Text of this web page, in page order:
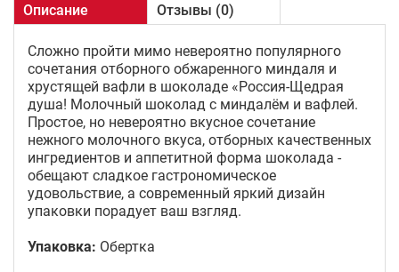
Описание Отзывы (0)
Сложно пройти мимо невероятно популярного
сочетания отборного обжаренного миндаля и
хрустящей вафли в шоколаде «Россия-Щедрая
душа! Молочный шоколад с миндалём и вафлей.
Простое, но невероятно вкусное сочетание
нежного молочного вкуса, отборных качественных
ингредиентов и аппетитной форма шоколада -
обещают сладкое гастрономическое
удовольствие, а современный яркий дизайн
упаковки порадует ваш взгляд.
Упаковка: Обертка